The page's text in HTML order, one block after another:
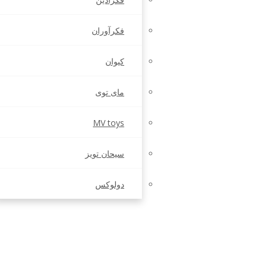
فکرآوران
کیوان
مای توی
MV toys
سیحان تویز
دولوکس